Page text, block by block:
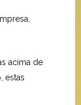
acima de
estas